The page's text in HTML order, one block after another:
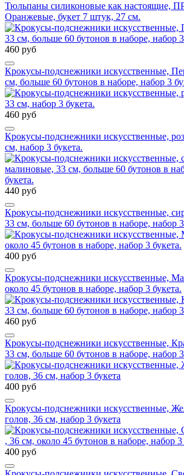
Тюльпаны силиконовые как настоящие,
Оранжевые, букет 7 штук, 27 см.
460 руб
Крокусы-подснежники искусственные,
см, больше 60 бутонов в наборе, набор 3
460 руб
Крокусы-подснежники искусственные,
см, набор 3 букета.
440 руб
Крокусы-подснежники искусственные,
33 см, больше 60 бутонов в наборе, набор 3
400 руб
Крокусы-подснежники искусственные,
около 45 бутонов в наборе, набор 3 букета.
460 руб
Крокусы-подснежники искусственные,
33 см, больше 60 бутонов в наборе, набор 3
400 руб
Крокусы-подснежники искусственные,
голов, 36 см, набор 3 букета
400 руб